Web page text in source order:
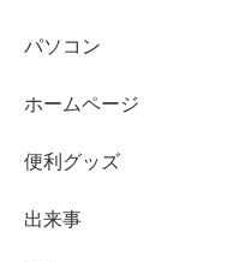
パソコン
ホームページ
便利グッズ
出来事